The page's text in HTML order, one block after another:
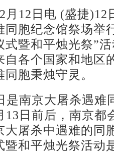
月12日电 (盛捷)12
同胞纪念馆祭场举
式暨和平烛光祭”
自各个国家和地区
胞秉烛守灵。
南京大屠杀遇难
13日前后，南京都
大屠杀中遇难的同
暨和平烛光祭活动